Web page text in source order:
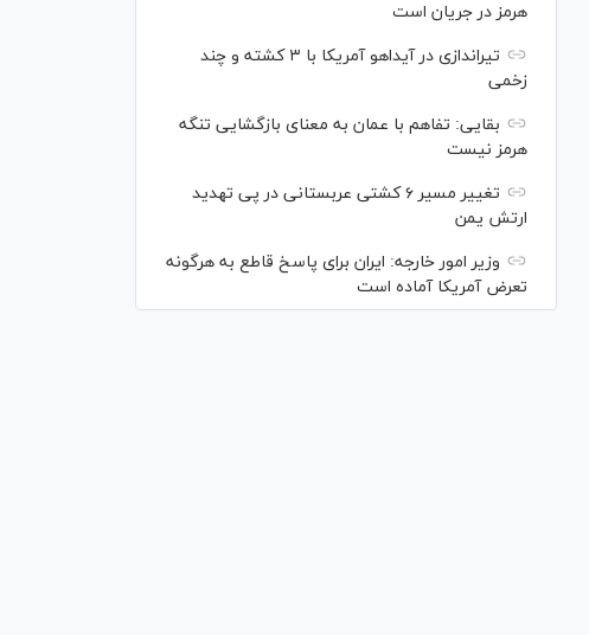
هرمز در جریان است
تیراندازی در آیداهو آمریکا با ۳ کشته و چند
زخمی
بقایی: تفاهم با عمان به معنای بازگشایی تنگه
هرمز نیست
تغییر مسیر ۶ کشتی عربستانی در پی تهدید
ارتش یمن
وزیر امور خارجه: ایران برای پاسخ قاطع به هرگونه
تعرض آمریکا آماده است